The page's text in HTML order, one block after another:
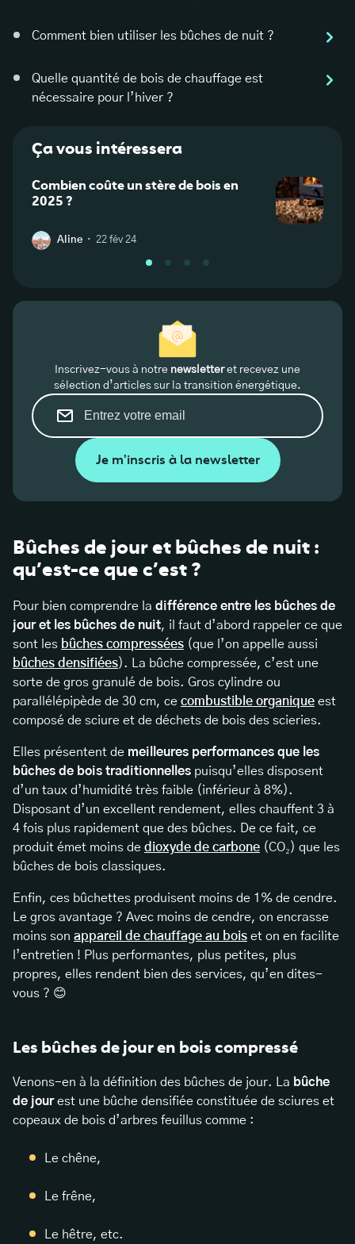
Comment bien utiliser les bûches de nuit ?
Quelle quantité de bois de chauffage est
nécessaire pour l’hiver ?
Ça vous intéressera
Combien coûte un stère de bois en
2025 ?
Aline · 22 fév 24
Inscrivez-vous à notre newsletteret recevez une
sélection d’articles sur la transition énergétique.
Je m'inscris à la newsletter
Bûches de jour et bûches de nuit :
qu’est-ce que c’est ?
Pour bien comprendre la différence entre les bûches de
jour et les bûches de nuit, il faut d’abord rappeler ce que
sont les bûches compressées (que l’on appelle aussi
bûches densifiées). La bûche compressée, c’est une
sorte de gros granulé de bois. Gros cylindre ou
parallélépipède de 30 cm, ce combustible organique est
composé de sciure et de déchets de bois des scieries.
Elles présentent de meilleures performances que les
bûches de bois traditionnelles puisqu’elles disposent
d’un taux d’humidité très faible (inférieur à 8%).
Disposant d’un excellent rendement, elles chauffent 3 à
4 fois plus rapidement que des bûches. De ce fait, ce
produit émet moins de dioxyde de carbone (CO₂) que les
bûches de bois classiques.
Enfin, ces bûchettes produisent moins de 1% de cendre.
Le gros avantage ? Avec moins de cendre, on encrasse
moins son appareil de chauffage au bois et on en facilite
l’entretien ! Plus performantes, plus petites, plus
propres, elles rendent bien des services, qu’en dites-
vous ? 😊
Les bûches de jour en bois compressé
Venons-en à la définition des bûches de jour. La bûche
de jourest une bûche densifiée constituée de sciures et
copeaux de bois d’arbres feuillus comme :
Le chêne,
Le frêne,
Le hêtre, etc.